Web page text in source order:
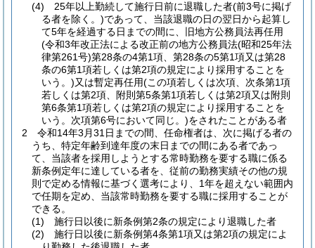
(4)
25年以上勤続して施行日前に退職した者(前3号に掲げ
る者を除く。)であって、当該退職の日の翌日から起算し
て5年を経過する日までの間に、旧地方公務員法再任用
(令和3年改正法による改正前の地方公務員法(昭和25年法
律第261号)第28条の4第1項、第28条の5第1項又は第28
条の6第1項若しくは第2項の規定により採用することを
いう。)又は暫定再任用(この項若しくは次項、次条第1項
若しくは第2項、附則第5条第1項若しくは第2項又は附則
第6条第1項若しくは第2項の規定により採用することを
いう。次項第6号において同じ。)をされたことがある者
2
令和14年3月31日までの間、任命権者は、次に掲げる者の
うち、特定年齢到達年度の末日までの間にある者であっ
て、当該者を採用しようとする常時勤務を要する職に係る
新条例定年に達している者を、従前の勤務実績その他の規
則で定める情報に基づく選考により、1年を超えない範囲内
で任期を定め、当該常時勤務を要する職に採用することが
できる。
(1)
施行日以後に新条例第2条の規定により退職した者
(2)
施行日以後に新条例第4条第1項又は第2項の規定によ